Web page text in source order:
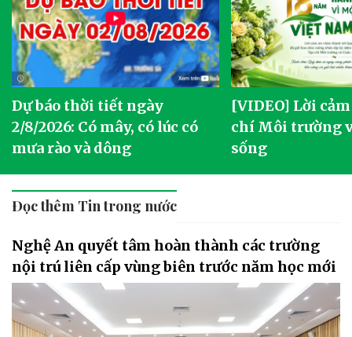
Dự báo thời tiết ngày
2/8/2026: Có mây, có lúc có
mưa rào và dông
[VIDEO] Lời
chí Môi trường
sống
Đọc thêm Tin trong nước
Nghệ An quyết tâm hoàn thành các trường
nội trú liên cấp vùng biên trước năm học mới